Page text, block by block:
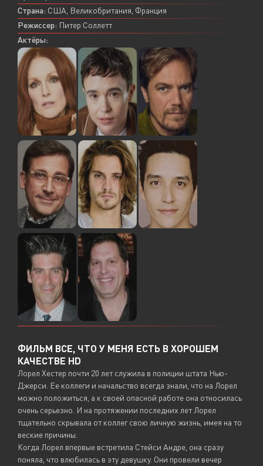
Страна: США, Великобритания, Франция
Режиссер: Питер Соллетт
Актёры:
ФИЛЬМ ВСЕ, ЧТО У МЕНЯ ЕСТЬ В ХОРОШЕМ
КАЧЕСТВЕ HD
Лорел Хестер почти 20 лет служила в полиции штата Нью-
Джерси. Ее коллеги и начальство всегда знали, что на Лорел
можно положиться, а к своей опасной работе она относилась
очень серьезно. И на протяжении последних лет Лорел
тщательно скрывала от коллег свою личную жизнь, имея на то
веские причины.
Когда Лорел впервые встретила Стейси Андре, она сразу
поняла, что влюбилась в эту девушку. Они провели вечер